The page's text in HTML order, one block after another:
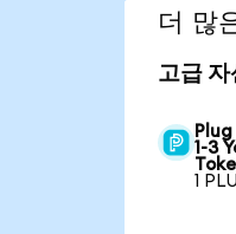
더 많
고급 자
1-3
1